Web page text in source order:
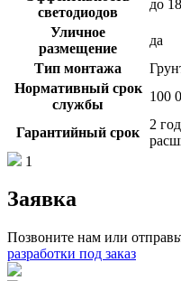
светодиодов
до
Уличное
размещение
да
Тип монтажа
Нормативный срок
службы
100
Гарантийный срок
2
1
Заявка
Позвоните нам или
разработки под заказ